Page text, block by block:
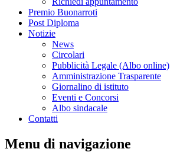
Premio Buonarroti
Post Diploma
Notizie
News
Circolari
Pubblicità Legale (Albo online)
Amministrazione Trasparente
Giornalino di istituto
Eventi e Concorsi
Albo sindacale
Contatti
Menu di navigazione